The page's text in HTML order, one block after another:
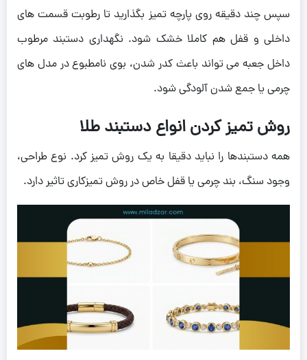
سپس چند دقیقه روی پارچه تمیز بگذارید تا رطوبت قسمت های
داخلی و قفل هم کاملا خشک شود. نگهداری دستبند مرطوب
داخل جعبه می تواند باعث کدر شدن، بوی نامطبوع در مدل های
چرمی یا جمع شدن آلودگی شود.
روش تمیز کردن انواع دستبند طلا
همه دستبندها را نباید دقیقا به یک روش تمیز کرد. نوع طراحی،
وجود سنگ، بند چرمی یا قفل خاص در روش تمیزکاری تاثیر دارد.